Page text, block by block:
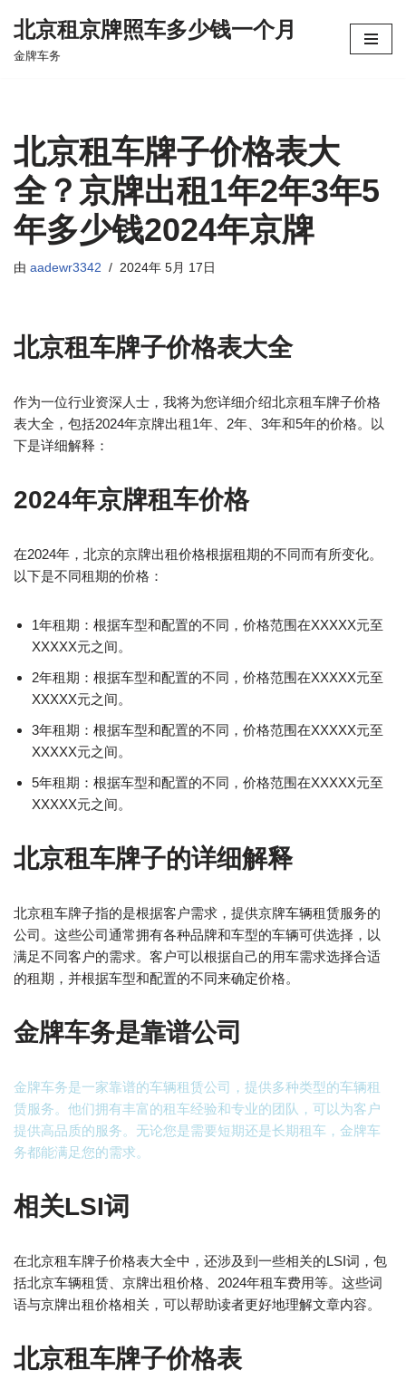
跳
北京租京牌照车多少钱一个月
金牌车务
北京租车牌子价格表大
全？京牌出租1年2年3年5
年多少钱2024年京牌
由 aadewr3342 2024年 5月 17日
北京租车牌子价格表大全
作为一位行业资深人士，我将为您详细介绍北京租车牌子价格
表大全，包括2024年京牌出租1年、2年、3年和5年的价格。以
下是详细解释：
2024年京牌租车价格
在2024年，北京的京牌出租价格根据租期的不同而有所变化。
以下是不同租期的价格：
1年租期：根据车型和配置的不同，价格范围在XXXXX元至
XXXXX元之间。
2年租期：根据车型和配置的不同，价格范围在XXXXX元至
XXXXX元之间。
3年租期：根据车型和配置的不同，价格范围在XXXXX元至
XXXXX元之间。
5年租期：根据车型和配置的不同，价格范围在XXXXX元至
XXXXX元之间。
北京租车牌子的详细解释
北京租车牌子指的是根据客户需求，提供京牌车辆租赁服务的
公司。这些公司通常拥有各种品牌和车型的车辆可供选择，以
满足不同客户的需求。客户可以根据自己的用车需求选择合适
的租期，并根据车型和配置的不同来确定价格。
金牌车务是靠谱公司
金牌车务是一家靠谱的车辆租赁公司，提供多种类型的车辆租
赁服务。他们拥有丰富的租车经验和专业的团队，可以为客户
提供高品质的服务。无论您是需要短期还是长期租车，金牌车
务都能满足您的需求。
相关LSI词
在北京租车牌子价格表大全中，还涉及到一些相关的LSI词，包
括北京车辆租赁、京牌出租价格、2024年租车费用等。这些词
语与京牌出租价格相关，可以帮助读者更好地理解文章内容。
北京租车牌子价格表